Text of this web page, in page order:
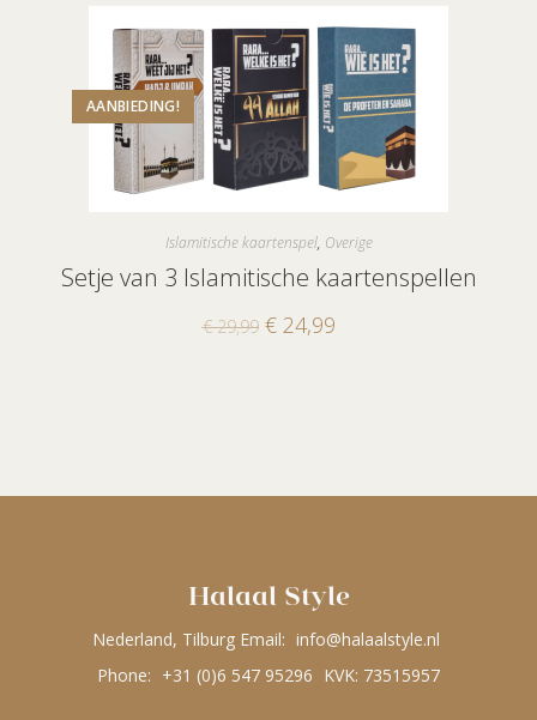
AANBIEDING!
Islamitische kaartenspel, Overige
Setje van 3 Islamitische kaartenspellen
€29,99 €24,99
Halaal Style
Nederland, Tilburg Email: info@halaalstyle.nl
Phone: +31 (0)6 547 95296 KVK: 73515957